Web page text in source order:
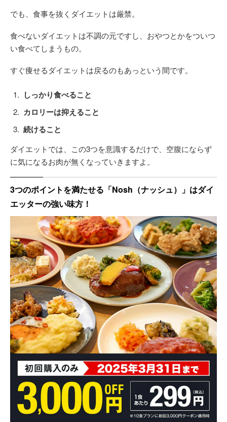
でも、食事を抜くダイエットは厳禁。
食べないダイエットは不調の元ですし、おやつとかをついつ
い食べてしまうもの。
すぐ痩せるダイエットは戻るのもあっという間です。
しっかり食べること
カロリーは抑えること
続けること
ダイエットでは、この3つを意識するだけで、空腹にならず
に気になるお肉が無くなっていきますよ。
3つのポイントを満たせる「Nosh（ナッシュ）」はダイ
エッターの強い味方！